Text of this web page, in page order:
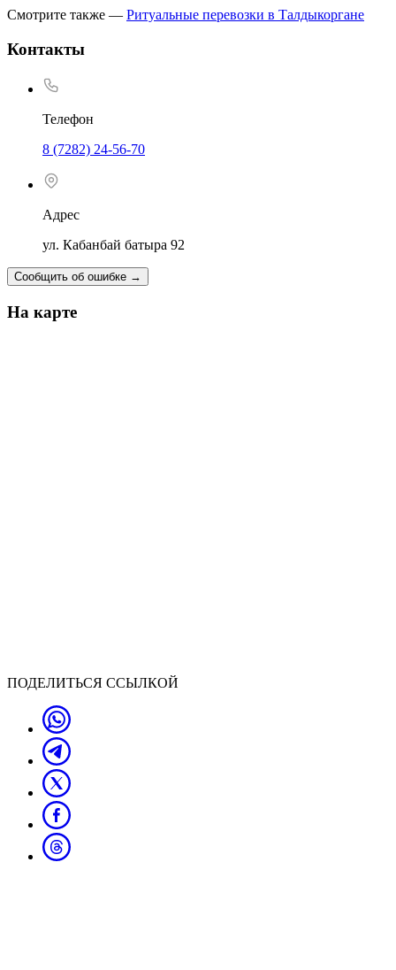
Смотрите также — Ритуальные перевозки в Талдыкоргане
Контакты
Телефон
8 (7282) 24-56-70
Адрес
ул. Кабанбай батыра 92
Сообщить об ошибке →
На карте
ПОДЕЛИТЬСЯ ССЫЛКОЙ